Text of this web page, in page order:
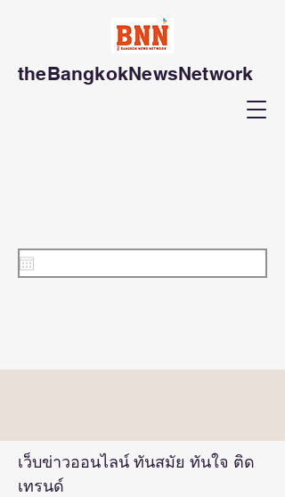
theBangkokNewsNetwork
เว็บข่าวออนไลน์ ทันสมัย ทันใจ ติด
เทรนด์